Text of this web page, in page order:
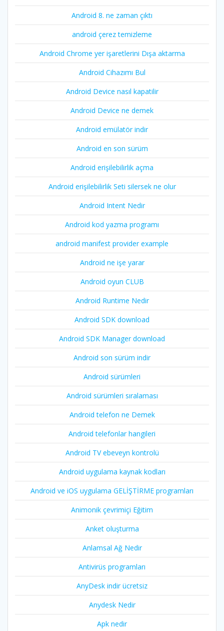
Android 8. ne zaman çıktı
android çerez temizleme
Android Chrome yer işaretlerini Dışa aktarma
Android Cihazımı Bul
Android Device nasıl kapatilir
Android Device ne demek
Android emülatör indir
Android en son sürüm
Android erişilebilirlik açma
Android erişilebilirlik Seti silersek ne olur
Android Intent Nedir
Android kod yazma programı
android manifest provider example
Android ne işe yarar
Android oyun CLUB
Android Runtime Nedir
Android SDK download
Android SDK Manager download
Android son sürüm indir
Android sürümleri
Android sürümleri sıralaması
Android telefon ne Demek
Android telefonlar hangileri
Android TV ebeveyn kontrolü
Android uygulama kaynak kodları
Android ve iOS uygulama GELİŞTİRME programları
Animonik çevrimiçi Eğitim
Anket oluşturma
Anlamsal Ağ Nedir
Antivirüs programları
AnyDesk indir ücretsiz
Anydesk Nedir
Apk nedir